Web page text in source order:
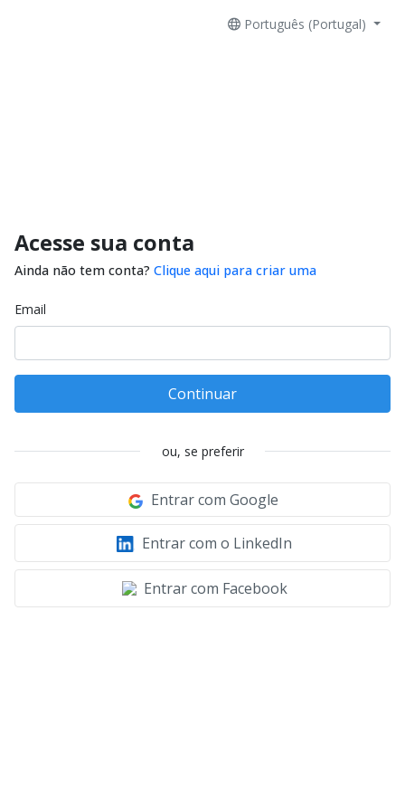
Português (Portugal)
Acesse sua conta
Ainda não tem conta? Clique aqui para criar uma
Email
Continuar
ou, se preferir
Entrar com Google
Entrar com o LinkedIn
Entrar com Facebook